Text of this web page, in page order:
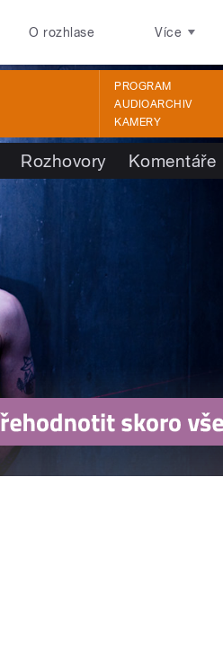
O rozhlase Více
PROGRAM
AUDIOARCHIV
KAMERY
Rozhovory Komentáře